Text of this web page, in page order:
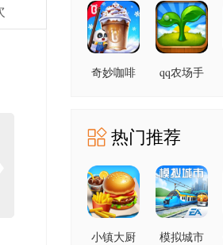
2.41.2 最
新版
币免广告
1.2 安卓版
奇妙咖啡
qq农场手
热门推荐
小镇大厨
模拟城市